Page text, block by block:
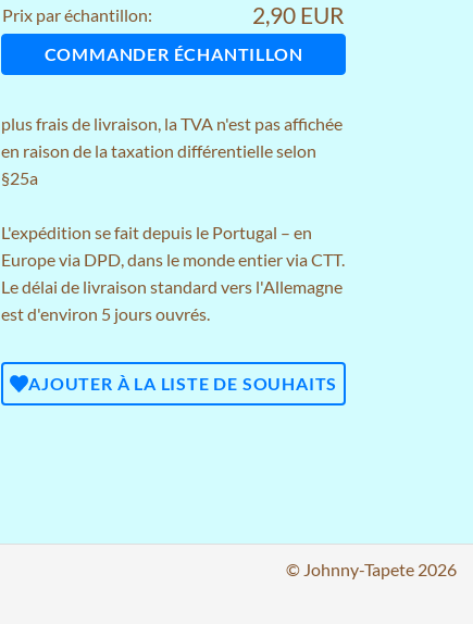
Prix par échantillon: 2,90 EUR
COMMANDER ÉCHANTILLON
plusfrais de livraison, la TVA n'est pas affichée
en raison de la taxation différentielle selon
§25a
L'expédition se fait depuis le Portugal – en
Europe via DPD, dans le monde entier via CTT.
Le délai de livraison standard vers l'Allemagne
est d'environ 5 jours ouvrés.
AJOUTER À LA LISTE DE SOUHAITS
© Johnny-Tapete 2026